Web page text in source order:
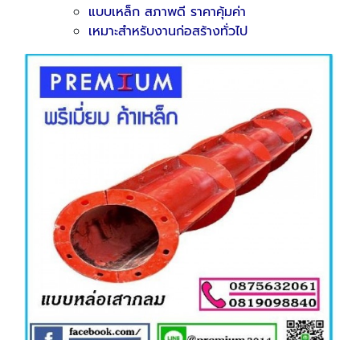
แบบเหล็ก สภาพดี ราคาคุ้มค่า
เหมาะสำหรับงานก่อสร้างทั่วไป